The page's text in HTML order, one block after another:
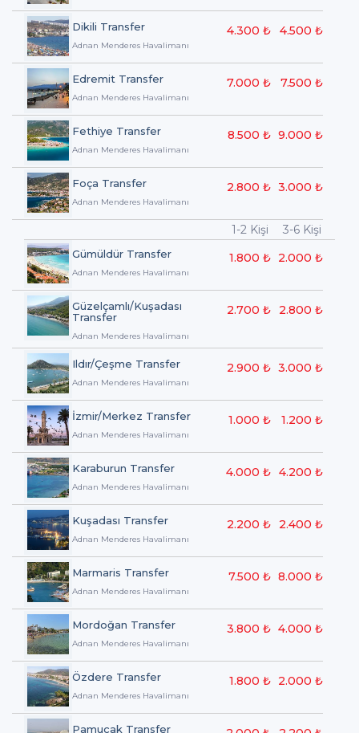
Dikili Transfer
Adnan Menderes Havalimanı
4.300 ₺ 4.500 ₺
Edremit Transfer
Adnan Menderes Havalimanı
7.000 ₺ 7.500 ₺
Fethiye Transfer
Adnan Menderes Havalimanı
8.500 ₺ 9.000 ₺
Foça Transfer
Adnan Menderes Havalimanı
2.800 ₺ 3.000 ₺
1-2 Kişi 3-6 Kişi
Gümüldür Transfer
Adnan Menderes Havalimanı
1.800 ₺ 2.000 ₺
Güzelçamlı/Kuşadası
Transfer
Adnan Menderes Havalimanı
2.700 ₺ 2.800 ₺
Ildır/Çeşme Transfer
Adnan Menderes Havalimanı
2.900 ₺ 3.000 ₺
İzmir/Merkez Transfer
Adnan Menderes Havalimanı
1.000 ₺ 1.200 ₺
Karaburun Transfer
Adnan Menderes Havalimanı
4.000 ₺ 4.200 ₺
Kuşadası Transfer
Adnan Menderes Havalimanı
2.200 ₺ 2.400 ₺
Marmaris Transfer
Adnan Menderes Havalimanı
7.500 ₺ 8.000 ₺
Mordoğan Transfer
Adnan Menderes Havalimanı
3.800 ₺ 4.000 ₺
Özdere Transfer
Adnan Menderes Havalimanı
1.800 ₺ 2.000 ₺
Pamucak Transfer